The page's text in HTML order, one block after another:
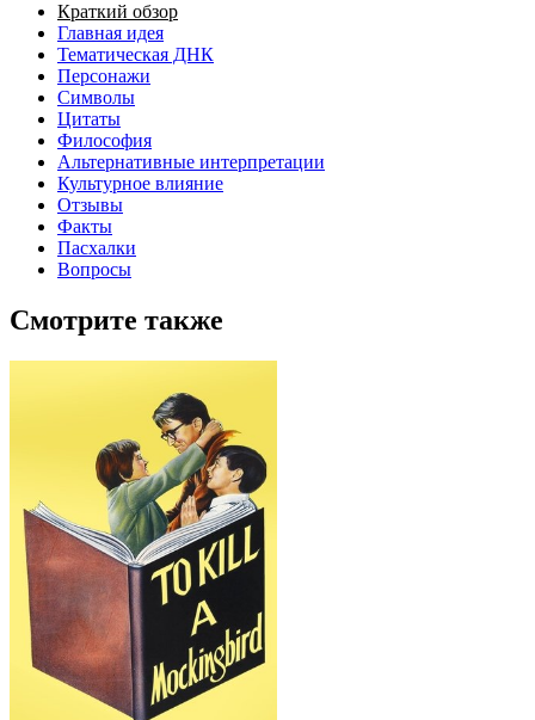
Краткий обзор
Главная идея
Тематическая ДНК
Персонажи
Символы
Цитаты
Философия
Альтернативные интерпретации
Культурное влияние
Отзывы
Факты
Пасхалки
Вопросы
Смотрите также